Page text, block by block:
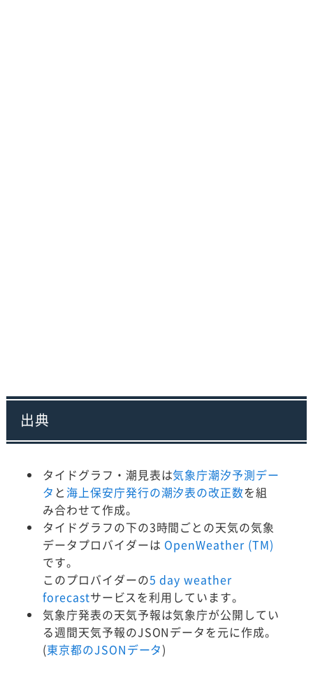
出典
タイドグラフ・潮見表は気象庁潮汐予測デー
タ と 海上保安庁発行の潮汐表の改正数を組
み合わせて作成。
タイドグラフの下の3時間ごとの天気の気象
データプロバイダーは OpenWeather (TM)
です。
このプロバイダーの5 day weather
forecastサービスを利用しています。
気象庁発表の天気予報は気象庁が公開してい
る週間天気予報のJSONデータを元に作成。
(東京都のJSONデータ)